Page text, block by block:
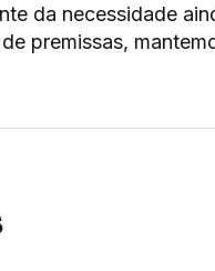
da necessidade
premissas,